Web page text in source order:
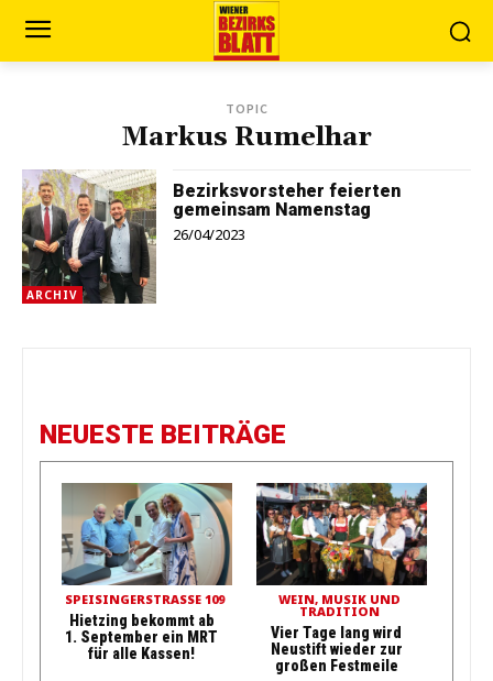
TOPIC
Markus Rumelhar
ARCHIV
Bezirksvorsteher feierten
gemeinsam Namenstag
26/04/2023
NEUESTE BEITRÄGE
SPEISINGERSTRASSE 109
Hietzing bekommt ab
1. September ein MRT
für alle Kassen!
WEIN, MUSIK UND
TRADITION
Vier Tage lang wird
Neustift wieder zur
großen Festmeile